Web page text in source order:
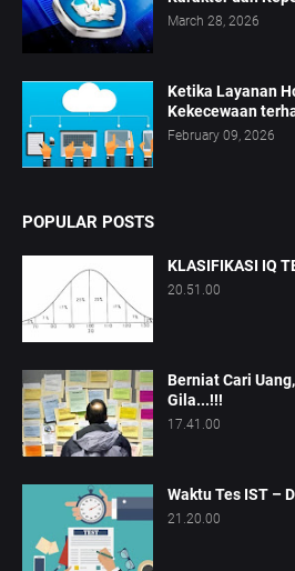
March 28, 2026
Ketika Layanan
Kekecewaan
February 09, 2026
POPULAR POSTS
KLASIFIKASI IQ
20.51.00
Berniat Cari
Gila...!!!
17.41.00
Waktu Tes IST –
21.20.00